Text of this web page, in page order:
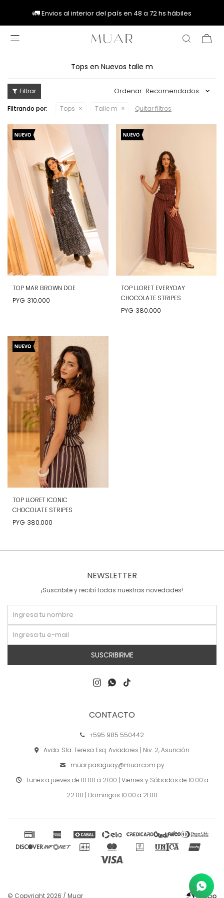
🚛
🚚
🚛Envios al interior del país en 48 a 72 hs hábiles
🚚

Tops en Nuevos talle m
Recomendados
Filtrando por: Tops Talle m Quitar filtros
TOP MAR BROWN DOE
PYG 310.000
TOP LLORET EVERYDAY
CHOCOLATE STRIPES
PYG 380.000
TOP LLORET ICONIC
CHOCOLATE STRIPES
PYG 380.000
CONTACTO
+595 985 550442
Avda. Sta. Teresa Esq. Aviadores | Niv. 2, Asunción
muar.paraguay@muar.com.py
Lunes a jueves de 10:00 a 21:00 | Viernes y Sábados de 10:00 a
22:00 | Domingos 10:00 a 21:00
NEWSLETTER
¡Suscribite y recibí todas nuestras novedades!
SUSCRIBIRME
  
© Copyright 2026 / Muar